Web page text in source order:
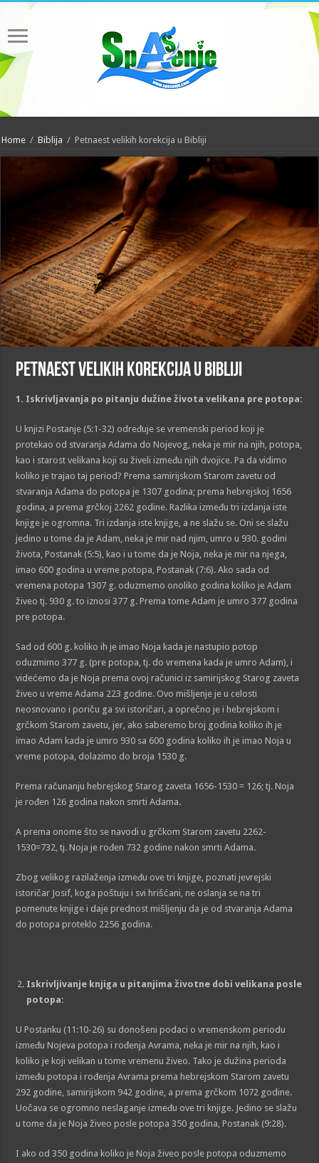
Home / Biblija / Petnaest velikih korekcija u Bibliji
Petnaest velikih korekcija u Bibliji
1 . Iskrivljavanja po pitanju dužine života velikana pre potopa:
U knjizi Postanje (5:1-32) određuje se vremenski period koji je
protekao od stvaranja Adama do Nojevog, neka je mir na njih, potopa,
kao i starost velikana koji su živeli između njih dvojice. Pa da vidimo
koliko je trajao taj period? Prema samirijskom Starom zavetu od
stvaranja Adama do potopa je 1307 godina; prema hebrejskoj 1656
godina, a prema grčkoj 2262 godine. Razlika između tri izdanja iste
knjige je ogromna. Tri izdanja iste knjige, a ne slažu se. Oni se slažu
jedino u tome da je Adam, neka je mir nad njim, umro u 930. godini
života, Postanak (5:5), kao i u tome da je Noja, neka je mir na njega,
imao 600 godina u vreme potopa, Postanak (7:6). Ako sada od
vremena potopa 1307 g. oduzmemo onoliko godina koliko je Adam
živeo tj. 930 g. to iznosi 377 g. Prema tome Adam je umro 377 godina
pre potopa.
Sad od 600 g. koliko ih je imao Noja kada je nastupio potop
oduzmimo 377 g. (pre potopa, tj. do vremena kada je umro Adam), i
videćemo da je Noja prema ovoj računici iz samirijskog Starog zaveta
živeo u vreme Adama 223 godine. Ovo mišljenje je u celosti
neosnovano i poriču ga svi istoričari, a oprečno je i hebrejskom i
grčkom Starom zavetu, jer, ako saberemo broj godina koliko ih je
imao Adam kada je umro 930 sa 600 godina koliko ih je imao Noja u
vreme potopa, dolazimo do broja 1530 g.
Prema računanju hebrejskog Starog zaveta 1656-1530 = 126; tj. Noja
je rođen 126 godina nakon smrti Adama.
A prema onome što se navodi u grčkom Starom zavetu 2262-
1530=732, tj. Noja je rođen 732 godine nakon smrti Adama.
Zbog velikog razilaženja između ove tri knjige, poznati jevrejski
istoričar Josif, koga poštuju i svi hrišćani, ne oslanja se na tri
pomenute knjige i daje prednost mišljenju da je od stvaranja Adama
do potopa proteklo 2256 godina.
Iskrivljivanje knjiga u pitanjima životne dobi velikana posle
potopa:
U Postanku (11:10-26) su donošeni podaci o vremenskom periodu
između Nojeva potopa i rođenja Avrama, neka je mir na njih, kao i
koliko je koji velikan u tome vremenu živeo. Tako je dužina perioda
između potopa i rođenja Avrama prema hebrejskom Starom zavetu
292 godine, samirijskom 942 godine, a prema grčkom 1072 godine.
Uočava se ogromno neslaganje između ove tri knjige. Jedino se slažu
u tome da je Noja živeo posle potopa 350 godina, Postanak (9:28).
I ako od 350 godina koliko je Noja živeo posle potopa oduzmemo